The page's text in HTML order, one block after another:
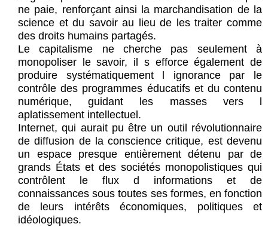
ne paie, renforçant ainsi la marchandisation de la
science et du savoir au lieu de les traiter comme
des droits humains partagés.
Le capitalisme ne cherche pas seulement à
monopoliser le savoir, il s efforce également de
produire systématiquement l ignorance par le
contrôle des programmes éducatifs et du contenu
numérique, guidant les masses vers l
aplatissement intellectuel.
Internet, qui aurait pu être un outil révolutionnaire
de diffusion de la conscience critique, est devenu
un espace presque entièrement détenu par de
grands États et des sociétés monopolistiques qui
contrôlent le flux d informations et de
connaissances sous toutes ses formes, en fonction
de leurs intérêts économiques, politiques et
idéologiques.